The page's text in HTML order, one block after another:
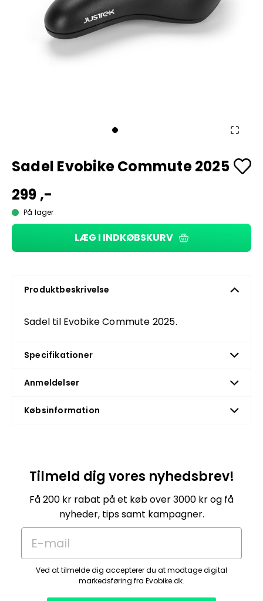
Sadel Evobike Commute 2025
299 ,-
På lager
LÆG I INDKØBSKURV
Produktbeskrivelse
Sadel til Evobike Commute 2025.
Specifikationer
Anmeldelser
Købsinformation
Tilmeld dig vores nyhedsbrev!
Få 200 kr rabat på et køb over 3000 kr og få
nyheder, tips samt kampagner.
E-mail
Ved at tilmelde dig accepterer du at modtage digital
markedsføring fra Evobike.dk.